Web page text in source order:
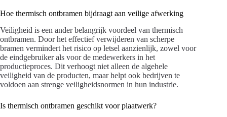
Hoe thermisch ontbramen bijdraagt aan veilige afwerking
Veiligheid is een ander belangrijk voordeel van thermisch
ontbramen. Door het effectief verwijderen van scherpe
bramen vermindert het risico op letsel aanzienlijk, zowel voor
de eindgebruiker als voor de medewerkers in het
productieproces. Dit verhoogt niet alleen de algehele
veiligheid van de producten, maar helpt ook bedrijven te
voldoen aan strenge veiligheidsnormen in hun industrie.
Is thermisch ontbramen geschikt voor plaatwerk?